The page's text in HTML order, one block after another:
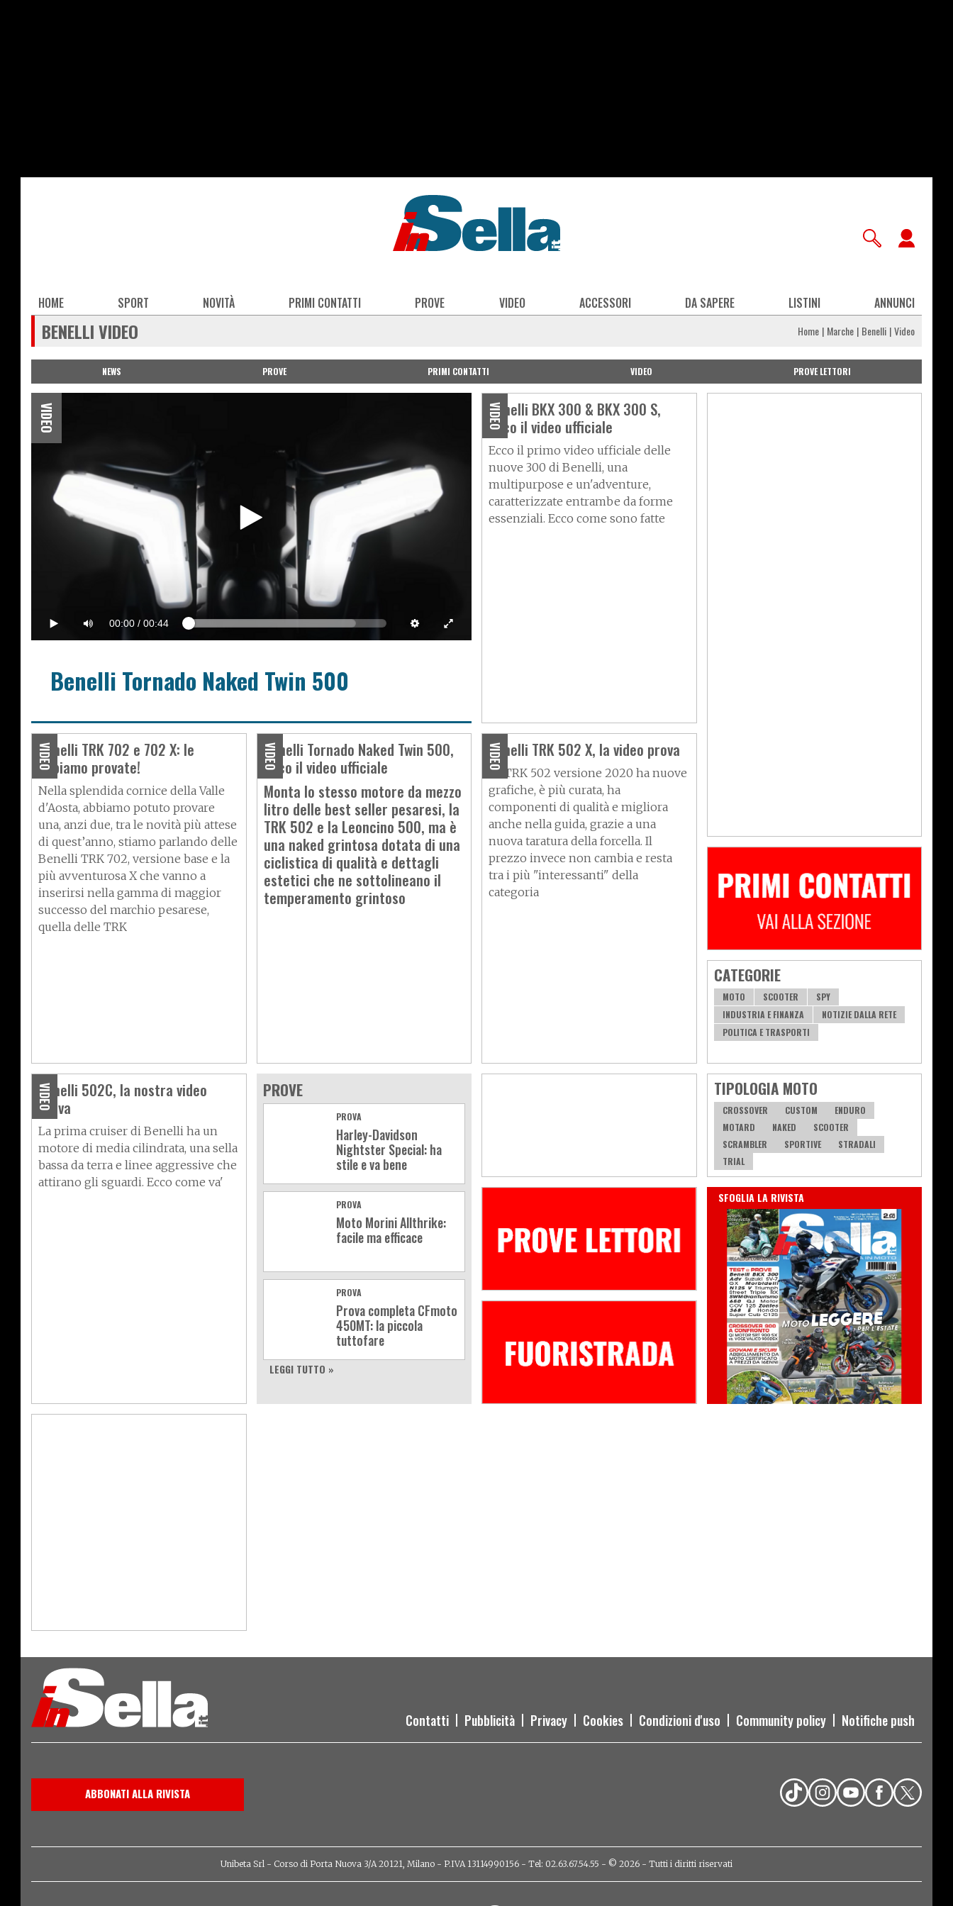
Main
navigation
HOME SPORT NOVITÀ PRIMI CONTATTI PROVE VIDEO ACCESSORI DA SAPERE LISTINI ANNUNCI
BENELLI VIDEO Home Marche Benelli Video
NEWS PROVE PRIMI CONTATTI VIDEO PROVE LETTORI
00:00 / 00:44
VIDEO
Benelli Tornado Naked Twin 500
VIDEO
Benelli BKX 300 & BKX 300 S,
ecco il video ufficiale
Ecco il primo video ufficiale delle
nuove 300 di Benelli, una
multipurpose e un'adventure,
caratterizzate entrambe da forme
essenziali. Ecco come sono fatte
VIDEO
Benelli TRK 702 e 702 X: le
abbiamo provate!
Nella splendida cornice della Valle
d'Aosta, abbiamo potuto provare
una, anzi due, tra le novità più attese
di quest’anno, stiamo parlando delle
Benelli TRK 702, versione base e la
più avventurosa X che vanno a
inserirsi nella gamma di maggior
successo del marchio pesarese,
quella delle TRK
VIDEO
Benelli Tornado Naked Twin 500,
ecco il video ufficiale
Monta lo stesso motore da mezzo
litro delle best seller pesaresi, la
TRK 502 e la Leoncino 500, ma è
una naked grintosa dotata di una
ciclistica di qualità e dettagli
estetici che ne sottolineano il
temperamento grintoso
VIDEO
Benelli TRK 502 X, la video prova
La TRK 502 versione 2020 ha nuove
grafiche, è più curata, ha
componenti di qualità e migliora
anche nella guida, grazie a una
nuova taratura della forcella. Il
prezzo invece non cambia e resta
tra i più "interessanti" della
categoria
CATEGORIE
MOTO SCOOTER
SPY
INDUSTRIA E FINANZA
NOTIZIE DALLA RETE
POLITICA E TRASPORTI
VIDEO
Benelli 502C, la nostra video
prova
La prima cruiser di Benelli ha un
motore di media cilindrata, una sella
bassa da terra e linee aggressive che
attirano gli sguardi. Ecco come va'
PROVE
PROVA
Harley-Davidson
Nightster Special: ha
stile e va bene
PROVA
Moto Morini Allthrike:
facile ma efficace
PROVA
Prova completa CFmoto
450MT: la piccola
tuttofare
LEGGI TUTTO »
TIPOLOGIA MOTO
CROSSOVER CUSTOM
ENDURO
MOTARD
NAKED
SCOOTER
SCRAMBLER
SPORTIVE
STRADALI
TRIAL
IN EDICOLA
SFOGLIA LA RIVISTA
Contatti Pubblicità Privacy Cookies Condizioni d'uso Community policy Notifiche push
ABBONATI ALLA RIVISTA
Unibeta Srl - Corso di Porta Nuova 3/A 20121, Milano - P.IVA 13114990156 - Tel: 02.63.67.54.55 - © 2026 - Tutti i diritti riservati